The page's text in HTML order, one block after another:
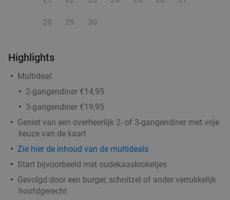
28 29 30
Highlights
Multideal:
2-gangendiner €14,95
3-gangendiner €19,95
Geniet van een overheerlijk 2- of 3-gangendiner met vrije
keuze van de kaart
Zie hier de inhoud van de multideals
Start bijvoorbeeld met oudekaaskroketjes
Gevolgd door een burger, schnitzel of ander verrukkelijk
hoofdgerecht